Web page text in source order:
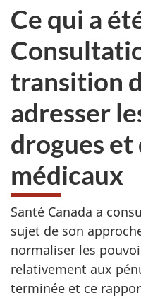
Ce qui a
transition
adresser
drogues et
médicaux
Santé Canada a
sujet de son
normaliser les
relativement aux
terminée et ce